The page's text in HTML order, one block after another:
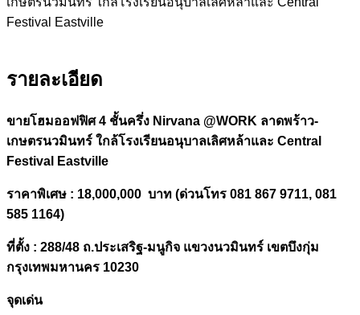
รายละเอียด
ขายโฮมออฟฟิศ 4 ชั้นครึ่ง Nirvana @WORK ลาดพร้าว-
เกษตรนวมินทร์ ใกล้โรงเรียนอนุบาลเลิศหล้าและ Central
Festival Eastville
ราคาพิเศษ : 18,000,000 บาท (ด่วนโทร 081 867 9711, 081
585 1164)
ที่ตั้ง : 288/48 ถ.ประเสริฐ-มนูกิจ แขวงนวมินทร์ เขตบึงกุ่ม
กรุงเทพมหานคร 10230
จุดเด่น